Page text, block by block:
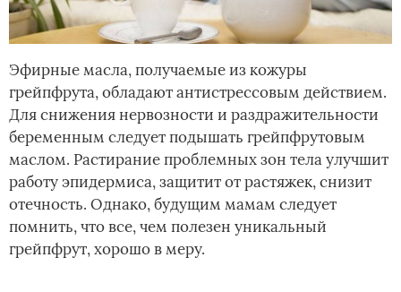
Эфирные масла, получаемые из кожуры
грейпфрута, обладают антистрессовым действием.
Для снижения нервозности и раздражительности
беременным следует подышать грейпфрутовым
маслом. Растирание проблемных зон тела улучшит
работу эпидермиса, защитит от растяжек, снизит
отечность. Однако, будущим мамам следует
помнить, что все, чем полезен уникальный
грейпфрут, хорошо в меру.